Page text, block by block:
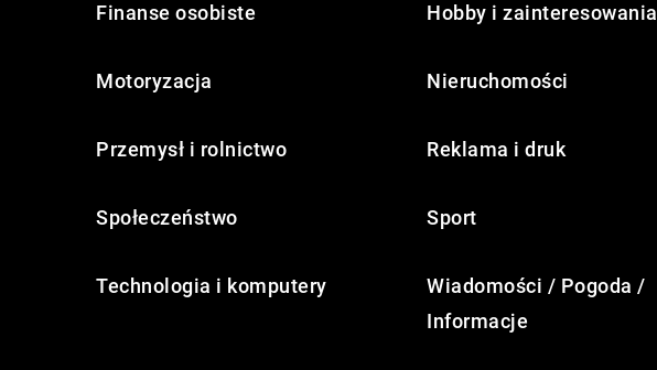
Finanse osobiste Hobby i zainteresowania
Motoryzacja Nieruchomości
Przemysł i rolnictwo Reklama i druk
Społeczeństwo Sport
Technologia i komputery
Wiadomości / Pogoda /
Informacje